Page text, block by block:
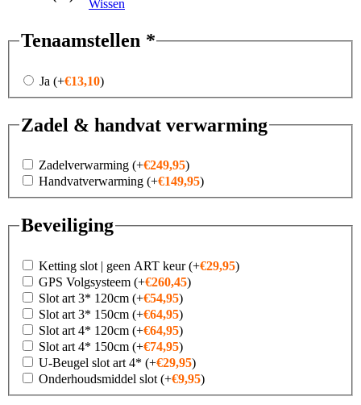
Wissen
Tenaamstellen *
Ja (+€13,10)
Zadel & handvat verwarming
Zadelverwarming (+€249,95)
Handvatverwarming (+€149,95)
Beveiliging
Ketting slot | geen ART keur(+€29,95)
GPS Volgsysteem (+€260,45)
Slot art 3* 120cm (+€54,95)
Slot art 3* 150cm (+€64,95)
Slot art 4* 120cm (+€64,95)
Slot art 4* 150cm (+€74,95)
U-Beugel slot art 4* (+€29,95)
Onderhoudsmiddel slot (+€9,95)